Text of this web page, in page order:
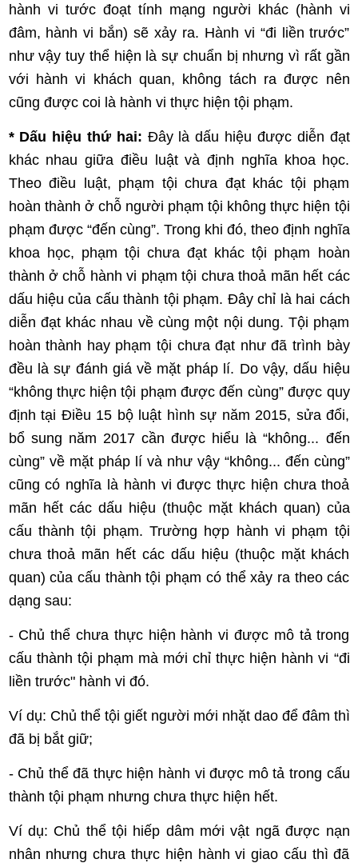
hành vi tước đoạt tính mạng người khác (hành vi
đâm, hành vi bắn) sẽ xảy ra. Hành vi “đi liền trước”
như vậy tuy thể hiện là sự chuẩn bị nhưng vì rất gần
với hành vi khách quan, không tách ra được nên
cũng được coi là hành vi thực hiện tội phạm.
* Dấu hiệu thứ hai: Đây là dấu hiệu được diễn đạt
khác nhau giữa điều luật và định nghĩa khoa học.
Theo điều luật, phạm tội chưa đạt khác tội phạm
hoàn thành ở chỗ người phạm tội không thực hiện tội
phạm được “đến cùng”. Trong khi đó, theo định nghĩa
khoa học, phạm tội chưa đạt khác tội phạm hoàn
thành ở chỗ hành vi phạm tội chưa thoả mãn hết các
dấu hiệu của cấu thành tội phạm. Đây chỉ là hai cách
diễn đạt khác nhau về cùng một nội dung. Tội phạm
hoàn thành hay phạm tội chưa đạt như đã trình bày
đều là sự đánh giá về mặt pháp lí. Do vậy, dấu hiệu
“không thực hiện tội phạm được đến cùng” được quy
định tại Điều 15 bộ luật hình sự năm 2015, sửa đổi,
bổ sung năm 2017 cần được hiểu là “không... đến
cùng” về mặt pháp lí và như vậy “không... đến cùng”
cũng có nghĩa là hành vi được thực hiện chưa thoả
mãn hết các dấu hiệu (thuộc mặt khách quan) của
cấu thành tội phạm. Trường hợp hành vi phạm tội
chưa thoả mãn hết các dấu hiệu (thuộc mặt khách
quan) của cấu thành tội phạm có thể xảy ra theo các
dạng sau:
- Chủ thể chưa thực hiện hành vi được mô tả trong
cấu thành tội phạm mà mới chỉ thực hiện hành vi “đi
liền trước" hành vi đó.
Ví dụ: Chủ thể tội giết người mới nhặt dao để đâm thì
đã bị bắt giữ;
- Chủ thể đã thực hiện hành vi được mô tả trong cấu
thành tội phạm nhưng chưa thực hiện hết.
Ví dụ: Chủ thể tội hiếp dâm mới vật ngã được nạn
nhân nhưng chưa thực hiện hành vi giao cấu thì đã